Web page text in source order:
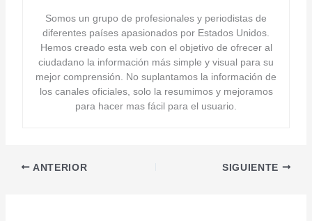
Somos un grupo de profesionales y periodistas de
diferentes países apasionados por Estados Unidos.
Hemos creado esta web con el objetivo de ofrecer al
ciudadano la información más simple y visual para su
mejor comprensión. No suplantamos la información de
los canales oficiales, solo la resumimos y mejoramos
para hacer mas fácil para el usuario.
ANTERIOR SIGUIENTE